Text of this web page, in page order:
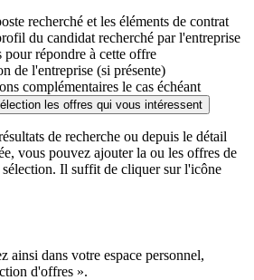
recherché et les éléments de contrat
du candidat recherché par l'entreprise
pour répondre à cette offre
de l'entreprise (si présente)
complémentaires le cas échéant
les offres qui vous intéressent
de recherche ou depuis le détail
vous pouvez ajouter la ou les offres de
Il suffit de cliquer sur l'icône
ainsi dans votre espace personnel,
d'offres ».